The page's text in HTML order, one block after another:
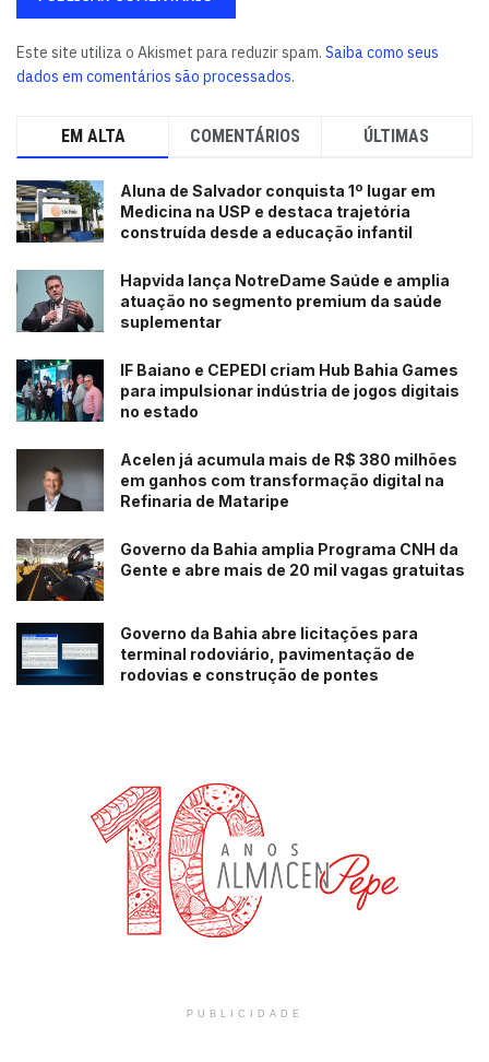
Este site utiliza o Akismet para reduzir spam. Saiba como seus
dados em comentários são processados.
EM ALTA COMENTÁRIOS ÚLTIMAS
Aluna de Salvador conquista 1º lugar em
Medicina na USP e destaca trajetória
construída desde a educação infantil
Hapvida lança NotreDame Saúde e amplia
atuação no segmento premium da saúde
suplementar
IF Baiano e CEPEDI criam Hub Bahia Games
para impulsionar indústria de jogos digitais
no estado
Acelen já acumula mais de R$ 380 milhões
em ganhos com transformação digital na
Refinaria de Mataripe
Governo da Bahia amplia Programa CNH da
Gente e abre mais de 20 mil vagas gratuitas
Governo da Bahia abre licitações para
terminal rodoviário, pavimentação de
rodovias e construção de pontes
PUBLICIDADE